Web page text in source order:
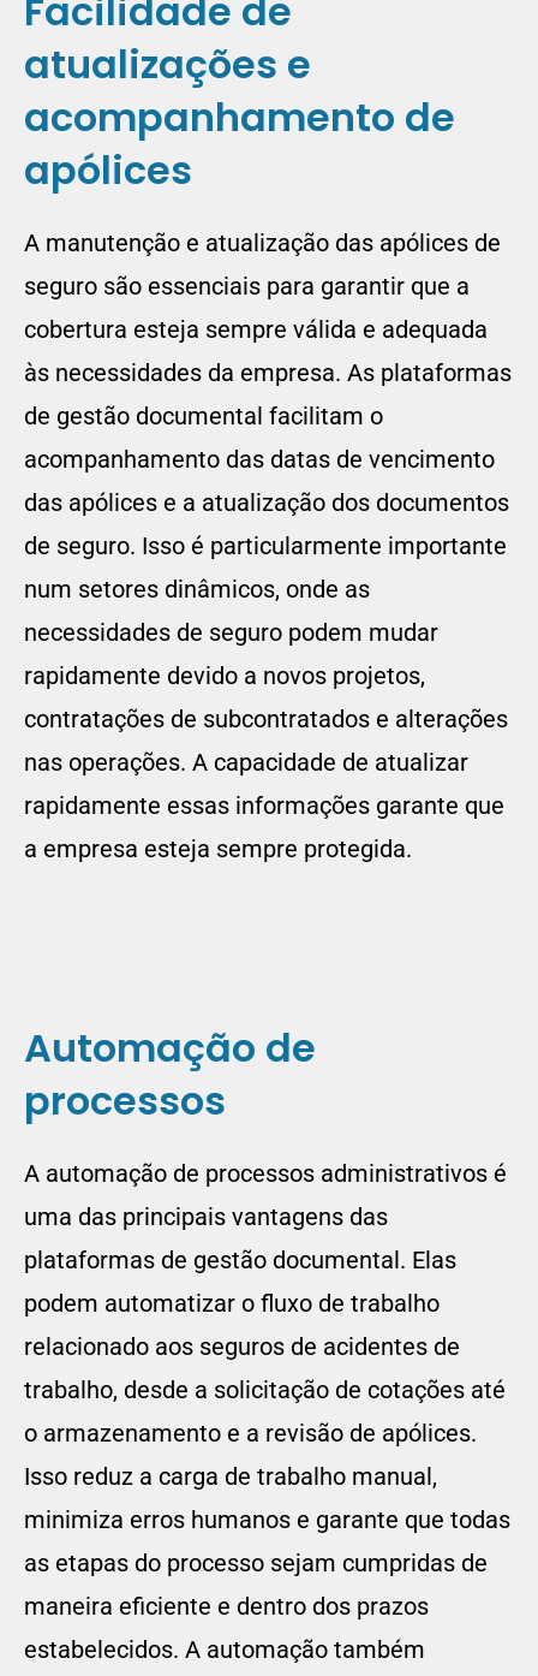
Facilidade de
atualizações e
acompanhamento de
apólices
A manutenção e atualização das apólices de
seguro são essenciais para garantir que a
cobertura esteja sempre válida e adequada
às necessidades da empresa. As plataformas
de gestão documental facilitam o
acompanhamento das datas de vencimento
das apólices e a atualização dos documentos
de seguro. Isso é particularmente importante
num setores dinâmicos, onde as
necessidades de seguro podem mudar
rapidamente devido a novos projetos,
contratações de subcontratados e alterações
nas operações. A capacidade de atualizar
rapidamente essas informações garante que
a empresa esteja sempre protegida.
Automação de
processos
A automação de processos administrativos é
uma das principais vantagens das
plataformas de gestão documental. Elas
podem automatizar o fluxo de trabalho
relacionado aos seguros de acidentes de
trabalho, desde a solicitação de cotações até
o armazenamento e a revisão de apólices.
Isso reduz a carga de trabalho manual,
minimiza erros humanos e garante que todas
as etapas do processo sejam cumpridas de
maneira eficiente e dentro dos prazos
estabelecidos. A automação também